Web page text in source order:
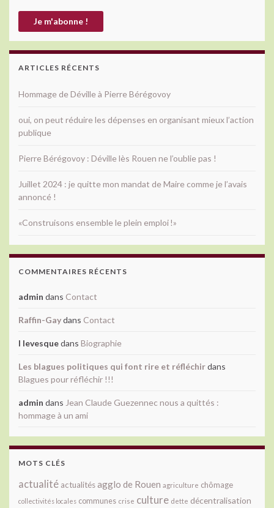
ARTICLES RÉCENTS
Hommage de Déville à Pierre Bérégovoy
oui, on peut réduire les dépenses en organisant mieux l’action
publique
Pierre Bérégovoy : Déville lès Rouen ne l’oublie pas !
Juillet 2024 : je quitte mon mandat de Maire comme je l’avais
annoncé !
«Construisons ensemble le plein emploi !»
COMMENTAIRES RÉCENTS
admin dans Contact
Raffin-Gaydans Contact
l levesquedans Biographie
Les blagues politiques qui font rire et réfléchirdans
Blagues pour réfléchir !!!
admin dans Jean Claude Guezennec nous a quittés :
hommage à un ami
MOTS CLÉS
actualité actualitésagglo de Rouen agriculture chômage
collectivités locales communes crise culture dette décentralisation